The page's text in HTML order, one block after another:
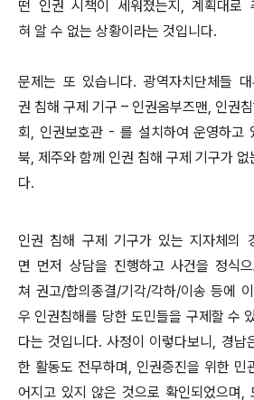
떤 인권 시책이 세워졌는지, 계획대로
혀 알 수 없는 상황이라는 것입니다.
문제는 또 있습니다. 광역자치단체들
권 침해 구제 기구 – 인권옴부즈맨, 인권
회, 인권보호관 - 를 설치하여 운영하고
북, 제주와 함께 인권 침해 구제 기구가 없
다.
인권 침해 구제 기구가 있는 지자체의
면 먼저 상담을 진행하고 사건을 정식
쳐 권고/합의종결/기각/각하/이송 등에
우 인권침해를 당한 도민들을 구제할 수
다는 것입니다. 사정이 이렇다보니, 경남
한 활동도 전무하며, 인권증진을 위한 민
어지고 있지 않은 것으로 확인되었으며,